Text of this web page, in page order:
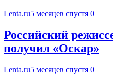
Lenta.ru5 месяцев спустя 0
Российский
получил «Оскар»
Lenta.ru5 месяцев спустя 0